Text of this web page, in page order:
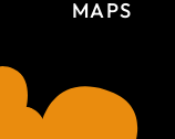
MAPS